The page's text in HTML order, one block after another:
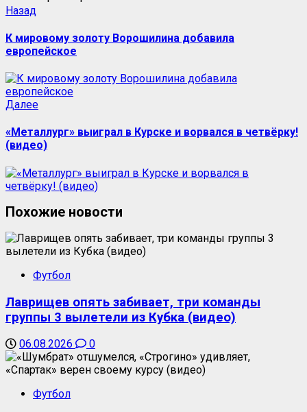
Назад
К мировому золоту Ворошилина добавила
европейское
Далее
«Металлург» выиграл в Курске и ворвался в четвёрку!
(видео)
Похожие новости
Футбол
Лаврищев опять забивает, три команды
группы 3 вылетели из Кубка (видео)
06.08.2026 0
Футбол